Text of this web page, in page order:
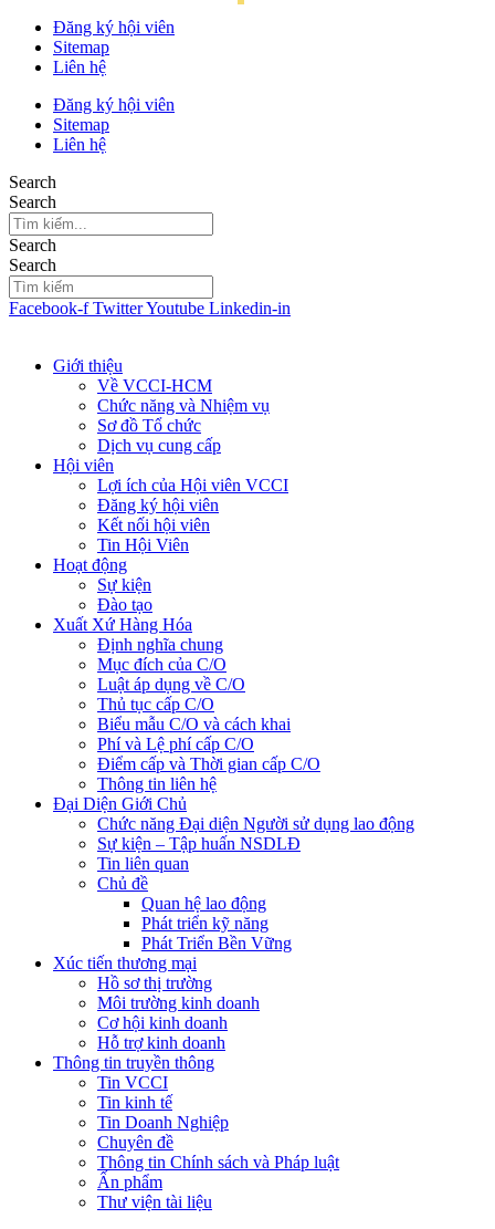
Đăng ký hội viên
Sitemap
Liên hệ
Đăng ký hội viên
Sitemap
Liên hệ
Search
Search
Search
Search
Facebook-f TwitterYoutube Linkedin-in
Giới thiệu
Về VCCI-HCM
Chức năng và Nhiệm vụ
Sơ đồ Tổ chức
Dịch vụ cung cấp
Hội viên
Lợi ích của Hội viên VCCI
Đăng ký hội viên
Kết nối hội viên
Tin Hội Viên
Hoạt động
Sự kiện
Đào tạo
Xuất Xứ Hàng Hóa
Định nghĩa chung
Mục đích của C/O
Luật áp dụng về C/O
Thủ tục cấp C/O
Biểu mẫu C/O và cách khai
Phí và Lệ phí cấp C/O
Điểm cấp và Thời gian cấp C/O
Thông tin liên hệ
Đại Diện Giới Chủ
Chức năng Đại diện Người sử dụng lao động
Sự kiện – Tập huấn NSDLĐ
Tin liên quan
Chủ đề
Quan hệ lao động
Phát triển kỹ năng
Phát Triển Bền Vững
Xúc tiến thương mại
Hồ sơ thị trường
Môi trường kinh doanh
Cơ hội kinh doanh
Hỗ trợ kinh doanh
Thông tin truyền thông
Tin VCCI
Tin kinh tế
Tin Doanh Nghiệp
Chuyên đề
Thông tin Chính sách và Pháp luật
Ấn phẩm
Thư viện tài liệu